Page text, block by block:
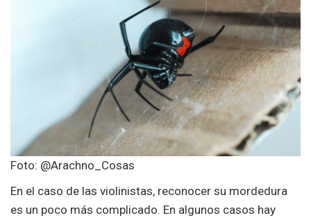
Foto: @Arachno_Cosas
En el caso de las violinistas, reconocer su mordedura
es un poco más complicado. En algunos casos hay